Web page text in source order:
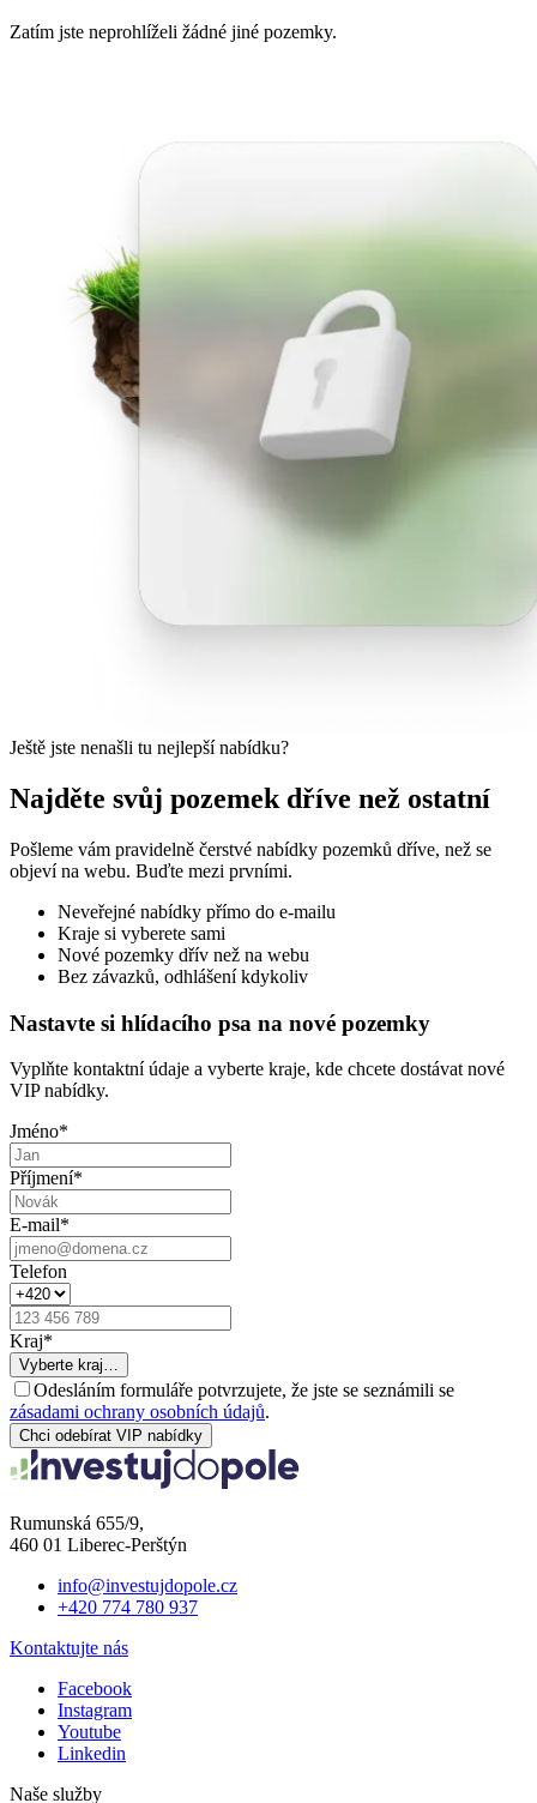
Zatím jste neprohlíželi žádné jiné pozemky.
Ještě jste nenašli tu nejlepší nabídku?
Najděte svůj pozemek dříve než ostatní
Pošleme vám pravidelně čerstvé nabídky pozemků dříve, než se
objeví na webu. Buďte mezi prvními.
Neveřejné nabídky přímo do e-mailu
Kraje si vyberete sami
Nové pozemky dřív než na webu
Bez závazků, odhlášení kdykoliv
Nastavte si hlídacího psa na nové pozemky
Vyplňte kontaktní údaje a vyberte kraje, kde chcete dostávat nové
VIP nabídky.
Jméno*
Příjmení*
E-mail*
Telefon
Kraj*
Vyberte kraj…
Odesláním formuláře potvrzujete, že jste se seznámili se
zásadami ochrany osobních údajů.
Chci odebírat VIP nabídky
Rumunská 655/9,
460 01 Liberec-Perštýn
info@investujdopole.cz
+420 774 780 937
Kontaktujte nás
Facebook
Instagram
Youtube
Linkedin
Naše služby